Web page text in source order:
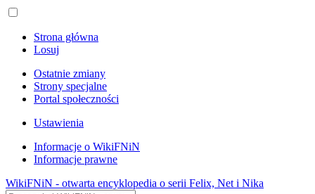
Strona główna
Losuj
Ostatnie zmiany
Strony specjalne
Portal społeczności
Ustawienia
Informacje o WikiFNiN
Informacje prawne
WikiFNiN - otwarta encyklopedia o serii Felix, Net i Nika